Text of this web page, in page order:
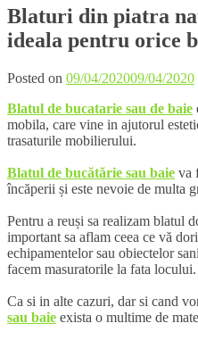
Blaturi din piatra
ideala pentru orice
Posted on 09/04/202009/04/2020
Blatul de bucatarie sau de baie
mobila, care vine in ajutorul
trasaturile mobilierului.
Blatul de bucătărie sau baie va
încăperii și este nevoie de multa
Pentru a reuși sa realizam blatul
important sa aflam ceea ce vă
echipamentelor sau obiectelor
facem masuratorile la fata locului.
Ca si in alte cazuri, dar si cand
sau baie exista o multime de